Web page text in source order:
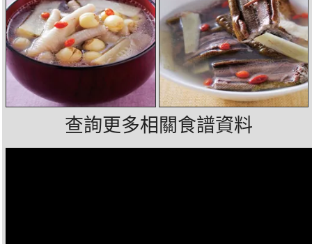
查詢更多相關食譜資料